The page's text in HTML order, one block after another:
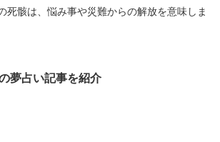
死骸は、悩み事や災難からの解放を意味しま
夢占い記事を紹介